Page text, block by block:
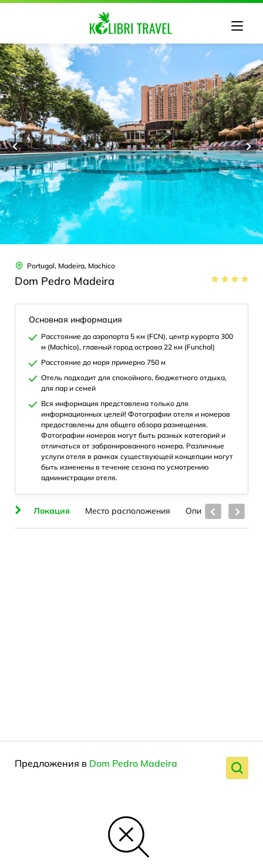
Portugal, Madeira, Machico
Dom Pedro Madeira
Основная информация
Расстояние до аэропорта 5 км (FCN), центр курорта 300
м (Machico), главный город острова 22 км (Funchal)
Расстояние до моря примерно 750 м
Отель подходит для спокойного, бюджетного отдыха,
для пар и семей
Вся информация представлена только для
информационных целей! Фотографии отеля и номеров
предоставлены для общего обзора размещения.
Фотографии номеров могут быть разных категорий и
отличаться от забронированного номера. Различные
услуги отеля в рамках существующей концепции могут
быть изменены в течение сезона по усмотрению
администрации отеля.
Локация Место расположения Описание
Предложения в Dom Pedro Madeira